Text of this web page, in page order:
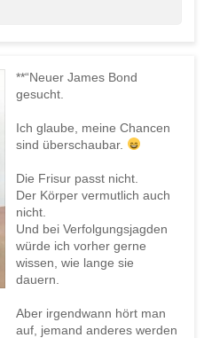
**“Neuer James Bond
gesucht.
Ich glaube, meine Chancen
sind überschaubar.
Die Frisur passt nicht.
Der Körper vermutlich auch
nicht.
Und bei Verfolgungsjagden
würde ich vorher gerne
wissen, wie lange sie
dauern.
Aber irgendwann hört man
auf, jemand anderes werden